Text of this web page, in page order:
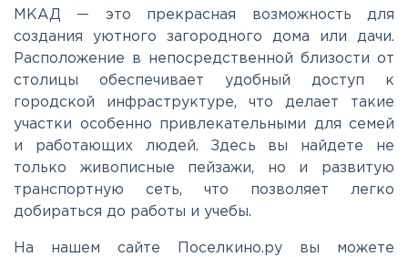
Каширское
Киевское
Ленинградское
Лихачевское
МКАД — это прекрасная возможность для
создания уютного загородного дома или дачи.
Расположение в непосредственной близости от
столицы обеспечивает удобный доступ к
городской инфраструктуре, что делает такие
участки особенно привлекательными для семей
и работающих людей. Здесь вы найдете не
только живописные пейзажи, но и развитую
транспортную сеть, что позволяет легко
добираться до работы и учебы.
На нашем сайте Поселкино.ру вы можете